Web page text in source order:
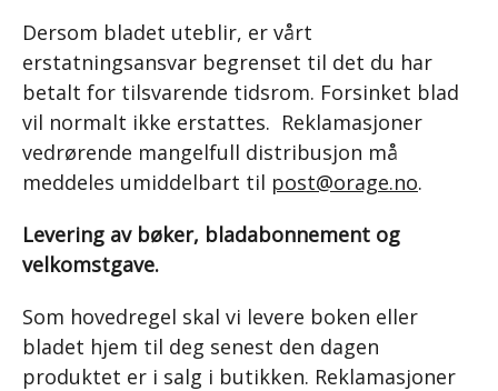
Dersom bladet uteblir, er vårt
erstatningsansvar begrenset til det du har
betalt for tilsvarende tidsrom. Forsinket blad
vil normalt ikke erstattes. Reklamasjoner
vedrørende mangelfull distribusjon må
meddeles umiddelbart til post@orage.no.
Levering av bøker, bladabonnement og
velkomstgave.
Som hovedregel skal vi levere boken eller
bladet hjem til deg senest den dagen
produktet er i salg i butikken. Reklamasjoner